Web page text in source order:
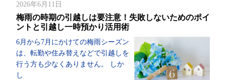
2026年6月11日
梅雨の時期の引越しは要注意！失敗しないためのポイ
ントと引越し一時預かり活用術
6月から7月にかけての梅雨シーズン
は、転勤や住み替えなどで引越しを
行う方も少なくありません。 しか
し